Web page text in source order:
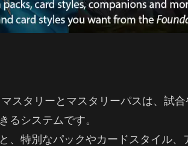
マスタリーとマスタリーパスは、試
るシステムです。
、特別なパックやカードスタイル